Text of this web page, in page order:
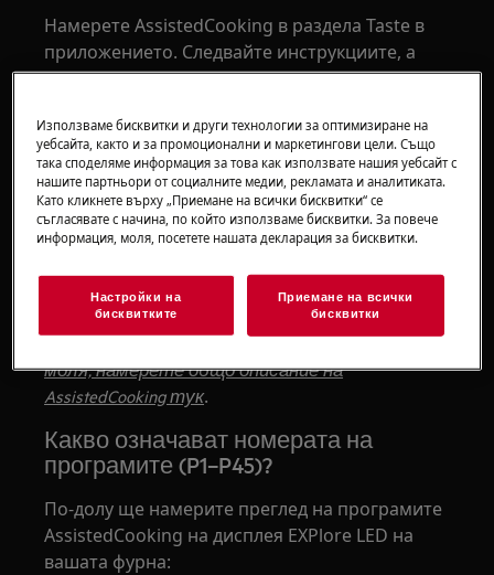
Намерете AssistedCooking в раздела Taste в
приложението. Следвайте инструкциите, а
след това и ръководството стъпка по стъпка,
Освен това можете да изберете програмите
ръчно на фурната, без ръководството стъпка
по стъпка. В този случай влезте в Menu,
изберете AssistedCooking и след това
вашето ястие.
Ако вашата фурна няма EXPlore LED дисплей,
моля, намерете общо описание на
AssistedCooking тук.
Какво означават номерата на
програмите (P1–P45)?
По-долу ще намерите преглед на програмите
AssistedCooking на дисплея EXPlore LED на
вашата фурна:
Използваме бисквитки и други технологии за оптимизиране на
уебсайта, както и за промоционални и маркетингови цели. Също
така споделяме информация за това как използвате нашия уебсайт с
нашите партньори от социалните медии, рекламата и аналитиката.
Като кликнете върху „Приемане на всички бисквитки“ се
съгласявате с начина, по който използваме бисквитки. За повече
информация, моля, посетете нашата декларация за бисквитки.
Настройки на
бисквитките
Приемане на всички
бисквитки